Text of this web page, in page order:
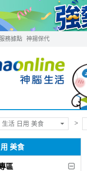
務據點 神揚保代
生活 日用 美食
美食
區